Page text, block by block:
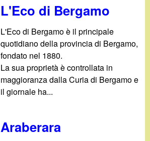
L'Eco di Bergamo
L'Eco di Bergamo è il principale
quotidiano della provincia di Bergamo,
fondato nel 1880.
La sua proprietà è controllata in
maggioranza dalla Curia di Bergamo e
il giornale ha...
Araberara